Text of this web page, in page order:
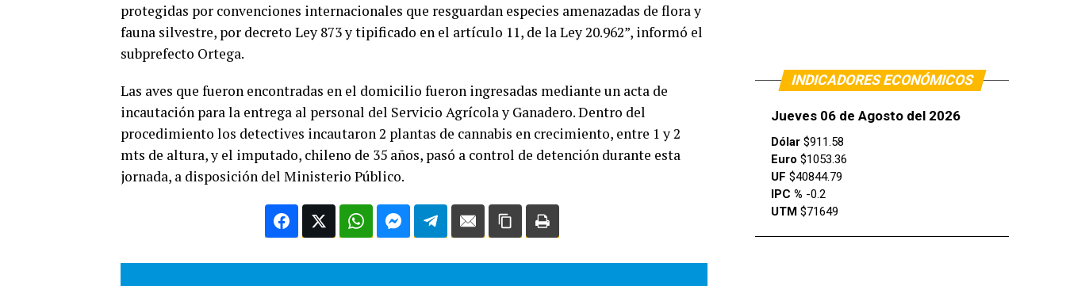
protegidas por convenciones internacionales que resguardan especies amenazadas de flora y
fauna silvestre, por decreto Ley 873 y tipificado en el artículo 11, de la Ley 20.962”, informó el
subprefecto Ortega.
Las aves que fueron encontradas en el domicilio fueron ingresadas mediante un acta de
incautación para la entrega al personal del Servicio Agrícola y Ganadero. Dentro del
procedimiento los detectives incautaron 2 plantas de cannabis en crecimiento, entre 1 y 2
mts de altura, y el imputado, chileno de 35 años, pasó a control de detención durante esta
jornada, a disposición del Ministerio Público.
INDICADORES ECONÓMICOS
Jueves 06 de Agosto del 2026
Dólar $911.58
Euro $1053.36
UF $40844.79
IPC % -0.2
UTM $71649